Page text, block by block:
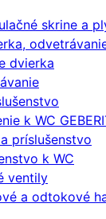
skrine a
dvierka
k WC
príslušenstvo
k WC
ventily
a odtokové